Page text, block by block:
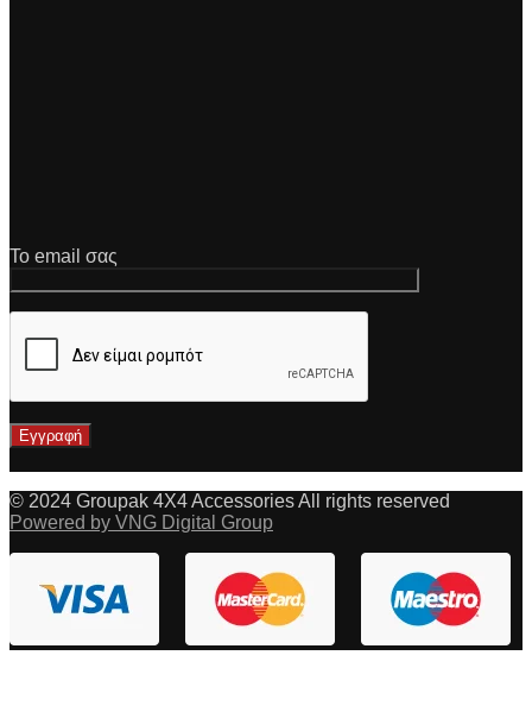
Το email σας
© 2024 Groupak 4X4 Accessories All rights reserved
Powered by VNG Digital Group